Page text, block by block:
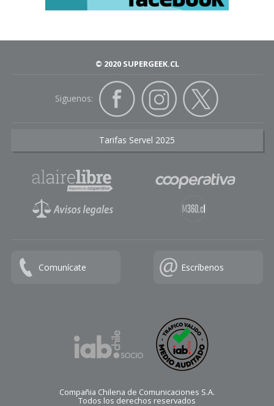
© 2020 SUPERGEEK.CL
Siguenos:
Tarifas Servel 2025
Comunícate Escríbenos
Compañia Chilena de Comunicaciones S.A.
Todos los derechos reservados